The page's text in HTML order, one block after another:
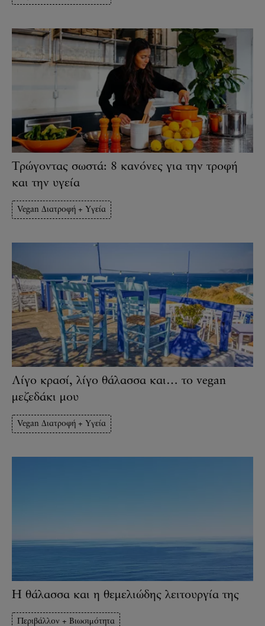
Τρώγοντας σωστά: 8 κανόνες για την τροφή
και την υγεία
Vegan Διατροφή + Υγεία
Λίγο κρασί, λίγο θάλασσα και… το vegan
μεζεδάκι μου
Vegan Διατροφή + Υγεία
Η θάλασσα και η θεμελιώδης λειτουργία της
Περιβάλλον + Βιωσιμότητα